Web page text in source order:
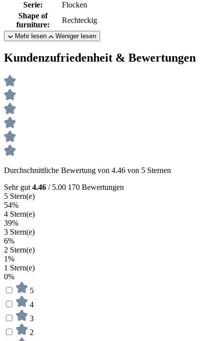
Serie:
Flocken
Shape of
furniture:
Rechteckig
Mehr lesen Weniger lesen
Kundenzufriedenheit & Bewertungen
Durchschnittliche Bewertung von 4.46 von 5 Sternen
Sehr gut 4.46 / 5.00 170 Bewertungen
5 Stern(e)
54%
4 Stern(e)
39%
3 Stern(e)
6%
2 Stern(e)
1%
1 Stern(e)
0%
5
4
3
2